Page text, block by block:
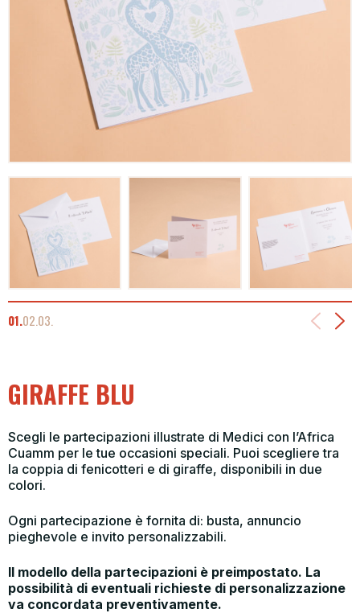
01.02.03.
GIRAFFE BLU
Scegli le partecipazioni illustrate di Medici con l’Africa
Cuamm per le tue occasioni speciali. Puoi scegliere tra
la coppia di fenicotteri e di giraffe, disponibili in due
colori.
Ogni partecipazione è fornita di: busta, annuncio
pieghevole e invito personalizzabili.
Il modello della partecipazioni è preimpostato. La
possibilità di eventuali richieste di personalizzazione
va concordata preventivamente.